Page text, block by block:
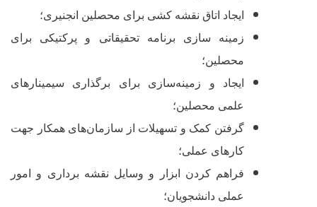
ایجاد اتاق نقشه کشی برای محصلین انجنیری؛
زمینه سازی برنامه تحقیقاتی و پرکتیکی برای
محصلین؛
ایجاد و زمینه‌سازی برای برگذاری سیمینارهای
علمی محصلین؛
گرفتن کمک و تسهیلات از سازمان‌های همکار جهت
کارهای عملی؛
فراهم کردن ابزار و وسایل نقشه برداری و امور
عملی دانشجویان؛